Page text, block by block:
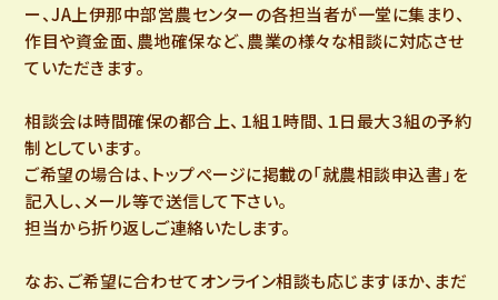
ー、JA上伊那中部営農センターの各担当者が一堂に集まり、
作目や資金面、農地確保など、農業の様々な相談に対応させ
ていただきます。
相談会は時間確保の都合上、１組１時間、１日最大３組の予約
制としています。
ご希望の場合は、トップページに掲載の「就農相談申込書」を
記入し、メール等で送信して下さい。
担当から折り返しご連絡いたします。
なお、ご希望に合わせてオンライン相談も応じますほか、まだ